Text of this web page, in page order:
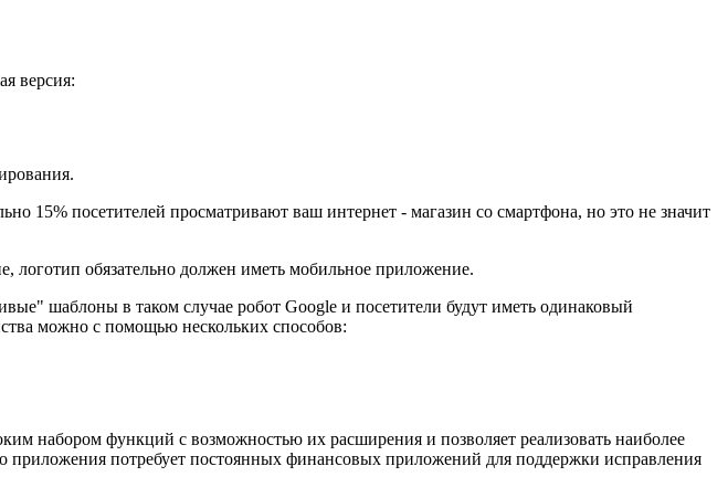
версия:
15% посетителей просматривают ваш интернет - магазин со смартфона, но это не значит
обязательно должен иметь мобильное приложение.
шаблоны в таком случае робот Google и посетители будут иметь одинаковый
можно с помощью нескольких способов:
набором функций с возможностью их расширения и позволяет реализовать наиболее
приложения потребует постоянных финансовых приложений для поддержки исправления